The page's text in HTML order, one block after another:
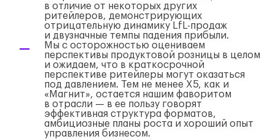
в отличие от некоторых других
ритейлеров, демонстрирующих
отрицательную динамику LfL-продаж
и двузначные темпы падения прибыли.
Мы с осторожностью оцениваем
перспективы продуктовой розницы в целом
и ожидаем, что в краткосрочной
перспективе ритейлеры могут оказаться
под давлением. Тем не менее X5, как и
«Магнит», остается нашим фаворитом
в отрасли — в ее пользу говорят
эффективная структура форматов,
амбициозные планы роста и хороший опыт
управления бизнесом.